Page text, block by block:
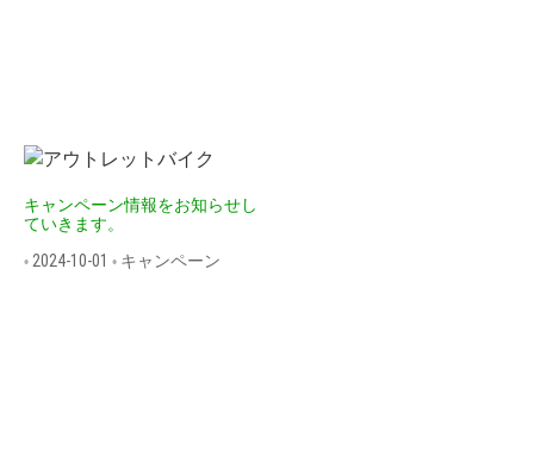
キャンペーン情報をお知らせし
ていきます。
• 2024-10-01 • キャンペーン